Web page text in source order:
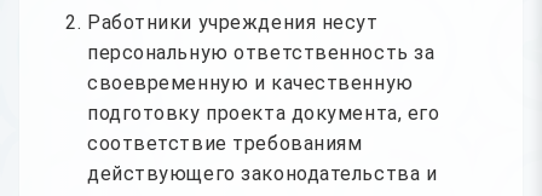
Работники учреждения несут
персональную ответственность за
своевременную и качественную
подготовку проекта документа, его
соответствие требованиям
действующего законодательства и